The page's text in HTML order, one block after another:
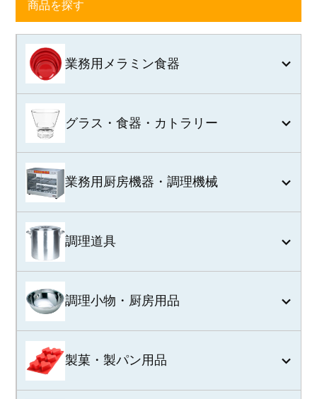
商品を探す
業務用メラミン食器
グラス・食器・カトラリー
業務用厨房機器・調理機械
調理道具
調理小物・厨房用品
製菓・製パン用品